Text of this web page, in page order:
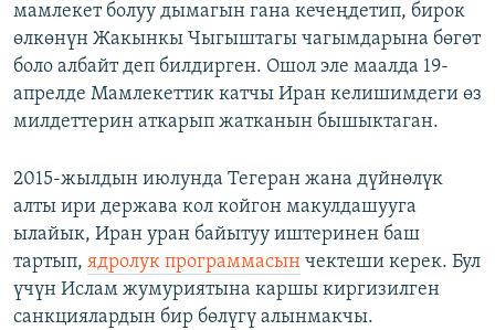
мамлекет болуу дымагын гана кечеңдетип, бирок
өлкөнүн Жакынкы Чыгыштагы чагымдарына бөгөт
боло албайт деп билдирген. Ошол эле маалда 19-
апрелде Мамлекеттик катчы Иран келишимдеги өз
милдеттерин аткарып жатканын бышыктаган.
2015-жылдын июлунда Тегеран жана дүйнөлүк
алты ири держава кол койгон макулдашууга
ылайык, Иран уран байытуу иштеринен баш
тартып, ядролук программасын чектеши керек. Бул
үчүн Ислам жумуриятына каршы киргизилген
санкциялардын бир бөлүгү алынмакчы.